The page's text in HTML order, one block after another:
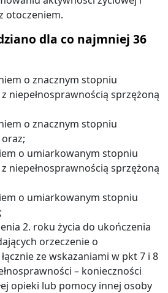
otoczeniem.
dla co najmniej 36
o znacznym stopniu
niepełnosprawnością sprzężoną
o znacznym stopniu
o umiarkowanym stopniu
niepełnosprawnością sprzężoną
o umiarkowanym stopniu
2. roku życia do ukończenia
orzeczenie o
ze wskazaniami w pkt 7 i 8
– konieczności
opieki lub pomocy innej osoby